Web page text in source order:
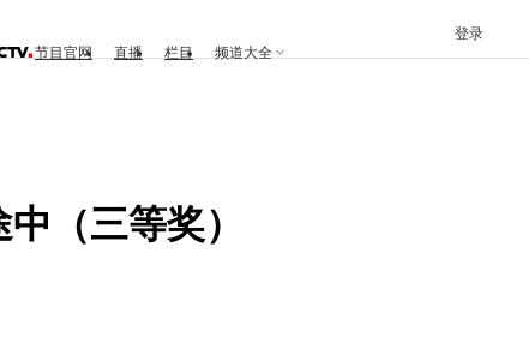
节目官网 直播 栏目 频道大全
登录
（三等奖）